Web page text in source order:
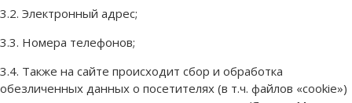
3.2. Электронный адрес;
3.3. Номера телефонов;
3.4. Также на сайте происходит сбор и обработка
обезличенных данных о посетителях (в т.ч. файлов «cookie»)